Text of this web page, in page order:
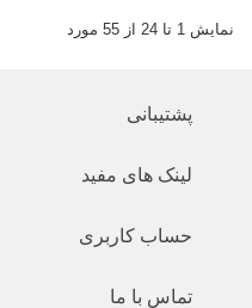
نمایش 1 تا 24 از 55 مورد
پشتیبانی
لینک های مفید
حساب کاربری
تماس با ما